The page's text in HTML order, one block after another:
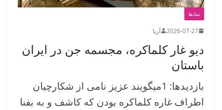
نمادها
2026-07-27 آریا
دیو غار کلماکره، مجسمه جن در ایران
باستان
بازدیدها: 1میگویند عزیز نامی از شکارچیان
اطراف غاره کلماکره بودن که کاشف و به بفنا